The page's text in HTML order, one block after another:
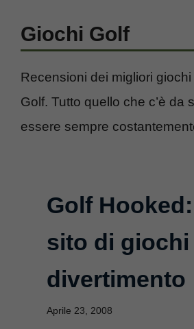
Giochi Golf
Recensioni dei migliori
Golf. Tutto quello che c’è da
essere sempre
Golf
sito di giochi
divertimento
Aprile 23, 2008